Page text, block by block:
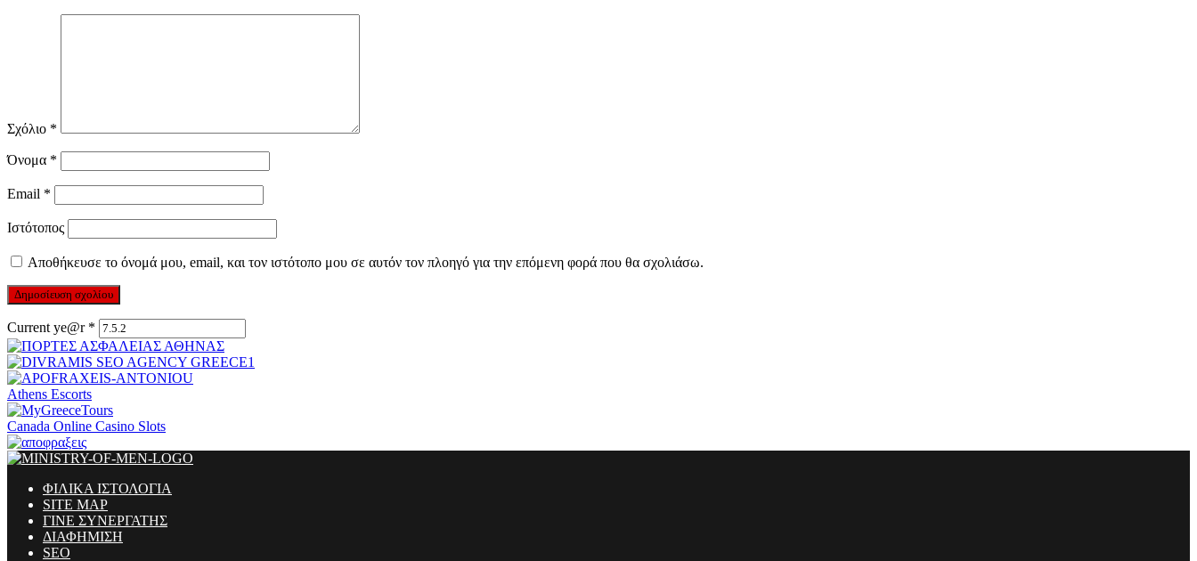
Σχόλιο *
Όνομα *
Email *
Ιστότοπος
Αποθήκευσε το όνομά μου, email, και τον ιστότοπο μου σε αυτόν τον πλοηγό για την επόμενη φορά που θα σχολιάσω.
Current ye@r *
Athens Escorts
Canada Online Casino Slots
ΦΙΛΙΚΑ ΙΣΤΟΛΟΓΙΑ
SITE MAP
ΓΙΝΕ ΣΥΝΕΡΓΑΤΗΣ
ΔΙΑΦΗΜΙΣΗ
SEO